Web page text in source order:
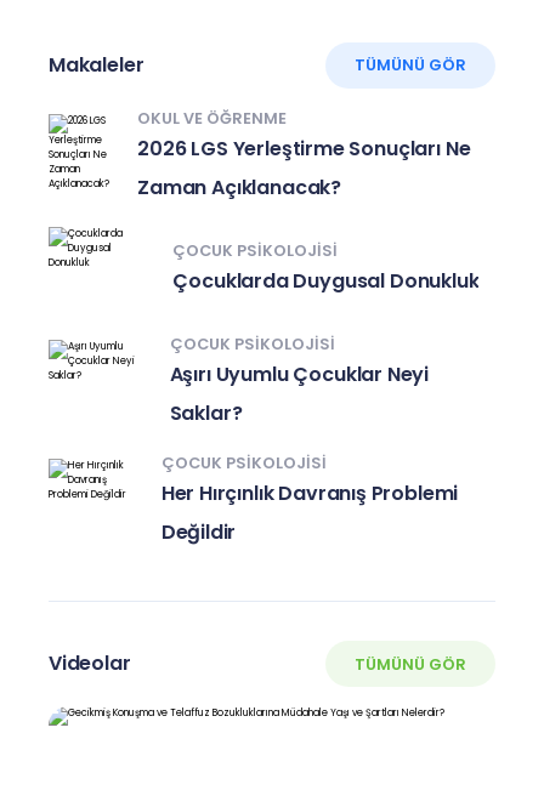
Makaleler TÜMÜNÜ GÖR
OKUL VE ÖĞRENME
2026 LGS Yerleştirme Sonuçları Ne
Zaman Açıklanacak?
ÇOCUK PSIKOLOJISI
Çocuklarda Duygusal Donukluk
ÇOCUK PSIKOLOJISI
Aşırı Uyumlu Çocuklar Neyi
Saklar?
ÇOCUK PSIKOLOJISI
Her Hırçınlık Davranış Problemi
Değildir
Videolar TÜMÜNÜ GÖR